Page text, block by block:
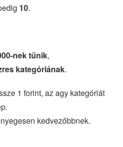
10.
nek tűnik,
kategóriának.
1 forint, az agy kategóriát
kedvezőbbnek.